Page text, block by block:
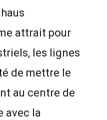
attrait pour
les lignes
de mettre le
au centre de
avec la